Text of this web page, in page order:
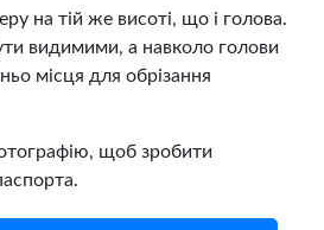
на тій же висоті, що і голова.
видимими, а навколо голови
місця для обрізання
щоб зробити